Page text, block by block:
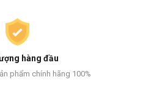
hàng đầu
phẩm chính hãng 100%